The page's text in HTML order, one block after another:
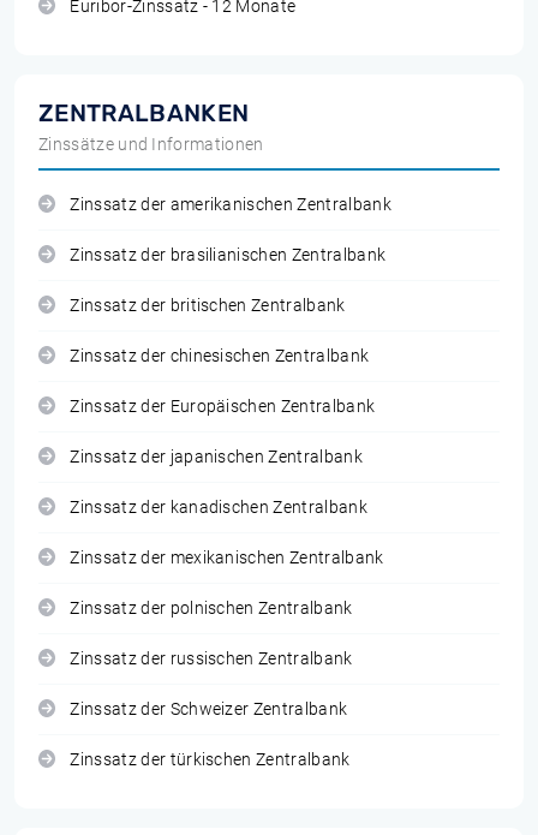
Euribor-Zinssatz - 12 Monate
ZENTRALBANKEN
Zinssätze und Informationen
Zinssatz der amerikanischen Zentralbank
Zinssatz der brasilianischen Zentralbank
Zinssatz der britischen Zentralbank
Zinssatz der chinesischen Zentralbank
Zinssatz der Europäischen Zentralbank
Zinssatz der japanischen Zentralbank
Zinssatz der kanadischen Zentralbank
Zinssatz der mexikanischen Zentralbank
Zinssatz der polnischen Zentralbank
Zinssatz der russischen Zentralbank
Zinssatz der Schweizer Zentralbank
Zinssatz der türkischen Zentralbank